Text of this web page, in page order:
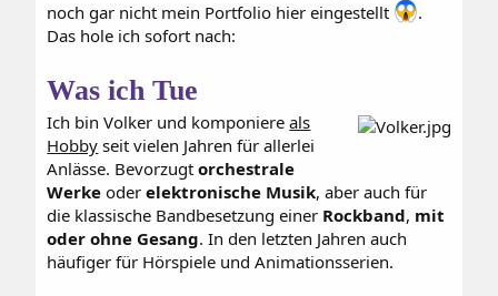
noch gar nicht mein Portfolio hier eingestellt
.
Das hole ich sofort nach:
Was ich Tue
Ich bin Volker und komponiereals
Hobby seit vielen Jahren für allerlei
Anlässe. Bevorzugtorchestrale
Werke oderelektronische Musik, aber auch für
die klassische Bandbesetzung einer Rockband, mit
oder ohne Gesang. In den letzten Jahren auch
häufiger für Hörspiele und Animationsserien.